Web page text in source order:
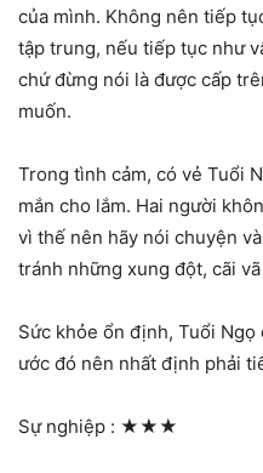
của mình. Không nên tiếp
tập trung, nếu tiếp tục như
chứ đừng nói là được cấp
muốn.
Trong tình cảm, có vẻ Tuổi
mắn cho lắm. Hai người
vì thế nên hãy nói chuyện
tránh những xung đột, cãi
Sức khỏe ổn định, Tuổi
ước đó nên nhất định phải
Sự nghiệp : ★★★